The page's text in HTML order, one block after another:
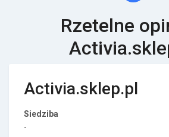
Rzetelne
Activia.sklep.pl
Siedziba
-